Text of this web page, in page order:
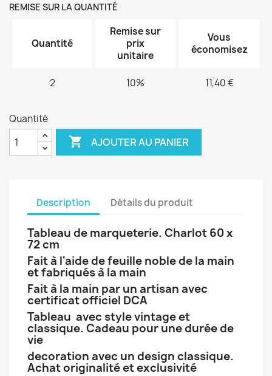
REMISE SUR LA QUANTITÉ
Quantité
Remise sur
prix
unitaire
Vous
économisez
2 10% 11,40 €
Quantité
 AJOUTER AU PANIER
Description Détails du produit
Tableau de marqueterie. Charlot 60 x
72 cm
Fait à l'aide de feuille noble de la main
et fabriqués à la main
Fait à la main par un artisan avec
certificat officiel DCA
Tableau avec style vintage et
classique. Cadeau pour une durée de
vie
decoration avec un design classique.
Achat originalité et exclusivité